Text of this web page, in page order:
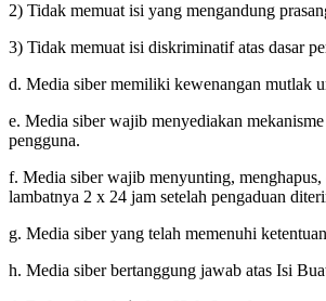
2) Tidak memuat isi yang mengandung
3) Tidak memuat isi diskriminatif atas dasar
d. Media siber memiliki kewenangan mutlak
e. Media siber wajib menyediakan
pengguna.
f. Media siber wajib menyunting,
lambatnya 2 x 24 jam setelah pengaduan
g. Media siber yang telah memenuhi
h. Media siber bertanggung jawab atas Isi